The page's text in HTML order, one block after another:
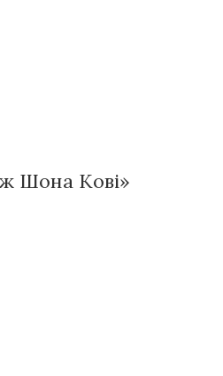
Шона Кові»